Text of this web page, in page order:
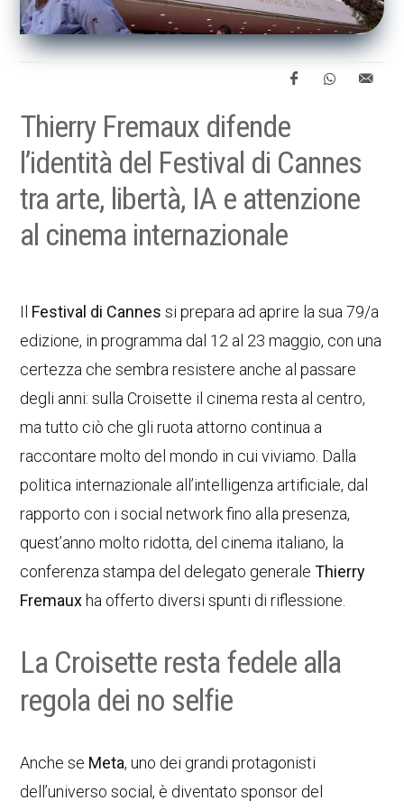
Thierry Fremaux difende
l’identità del Festival di Cannes
tra arte, libertà, IA e attenzione
al cinema internazionale
Il Festival di Cannes si prepara ad aprire la sua 79/a
edizione, in programma dal 12 al 23 maggio, con una
certezza che sembra resistere anche al passare
degli anni: sulla Croisette il cinema resta al centro,
ma tutto ciò che gli ruota attorno continua a
raccontare molto del mondo in cui viviamo. Dalla
politica internazionale all’intelligenza artificiale, dal
rapporto con i social network fino alla presenza,
quest’anno molto ridotta, del cinema italiano, la
conferenza stampa del delegato generaleThierry
Fremaux ha offerto diversi spunti di riflessione.
La Croisette resta fedele alla
regola dei no selfie
Anche se Meta, uno dei grandi protagonisti
dell’universo social, è diventato sponsor del